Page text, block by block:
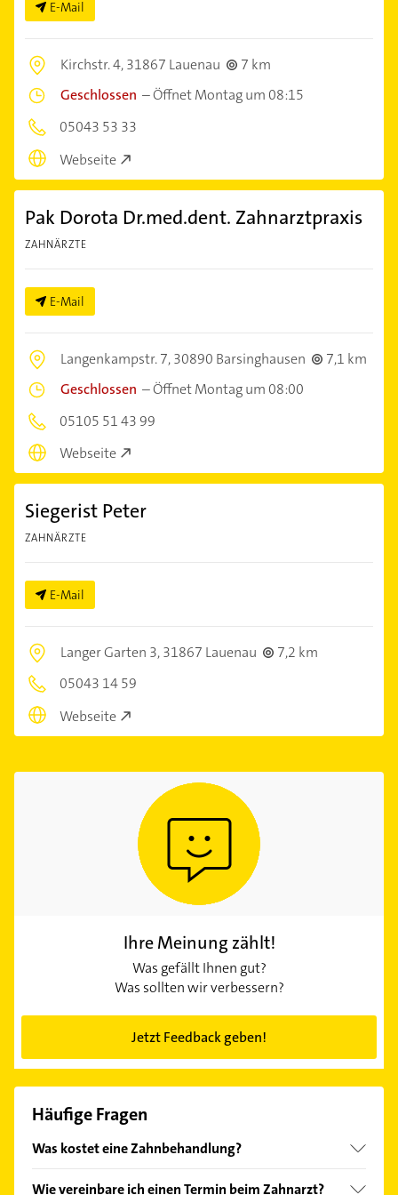
E-Mail
Kirchstr. 4,31867 Lauenau
7 km
Geschlossen –Öffnet Montag um 08:15
05043 53 33
Webseite
Pak Dorota Dr.med.dent. Zahnarztpraxis
ZAHNÄRZTE
E-Mail
Langenkampstr. 7,30890 Barsinghausen
7,1 km
Geschlossen –Öffnet Montag um 08:00
05105 51 43 99
Webseite
Siegerist Peter
ZAHNÄRZTE
E-Mail
Langer Garten 3,31867 Lauenau
7,2 km
05043 14 59
Webseite
Ihre Meinung zählt!
Was gefällt Ihnen gut?
Was sollten wir verbessern?
Jetzt Feedback geben!
Häufige Fragen
Was kostet eine Zahnbehandlung?
Wie vereinbare ich einen Termin beim Zahnarzt?